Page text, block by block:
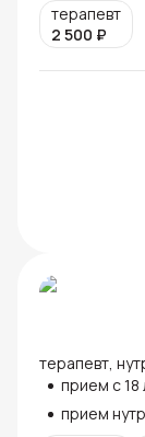
терапевт
2 500 ₽
терапевт,
прием с 18
прием